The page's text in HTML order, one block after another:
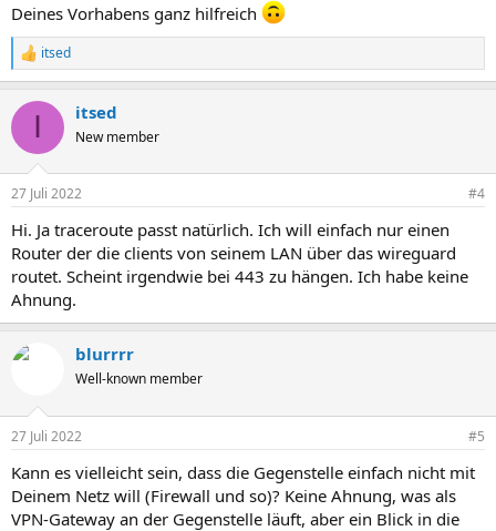
Deines Vorhabens ganz hilfreich
R
e
k
i
e
:
itsed
I itsed
New member
27 Juli 2022 #4
Hi. Ja traceroute passt natürlich. Ich will einfach nur einen
Router der die clients von seinem LAN über das wireguard
routet. Scheint irgendwie bei 443 zu hängen. Ich habe keine
Ahnung.
blurrrr
Well-known member
27 Juli 2022 #5
Kann es vielleicht sein, dass die Gegenstelle einfach nicht mit
Deinem Netz will (Firewall und so)? Keine Ahnung, was als
VPN-Gateway an der Gegenstelle läuft, aber ein Blick in die